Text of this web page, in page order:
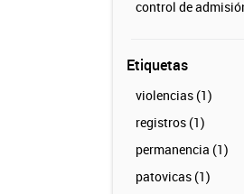
control de
Etiquetas
violencias (1)
registros (1)
permanencia (1)
patovicas (1)